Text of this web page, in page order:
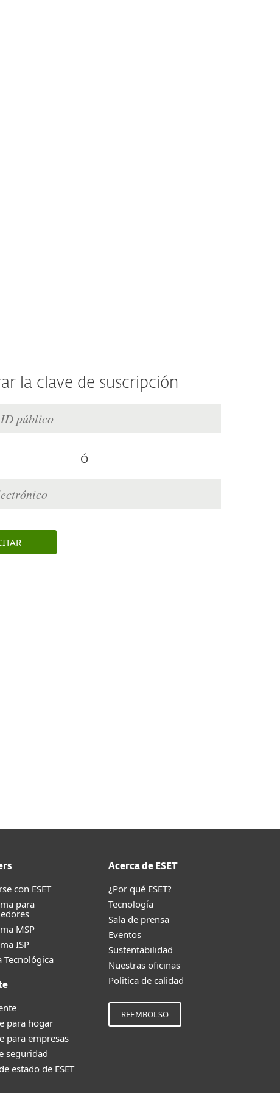
la clave de suscripción
Ó
con ESET
para
MSP
ISP
Tecnológica
para hogar
para empresas
seguridad
estado de ESET
Acerca de ESET
¿Por qué ESET?
Tecnología
Sala de prensa
Eventos
Sustentabilidad
Nuestras oficinas
Politica de calidad
REEMBOLSO